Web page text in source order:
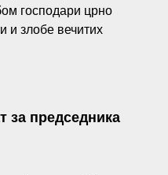
господари црно
и злобе вечитих
за председника